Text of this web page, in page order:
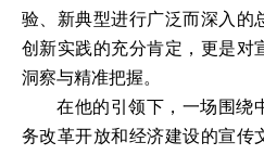
验、新典型进行广泛而深入的
创新实践的充分肯定，更是对
洞察与精准把握。
在他的引领下，一场围绕
务改革开放和经济建设的宣传